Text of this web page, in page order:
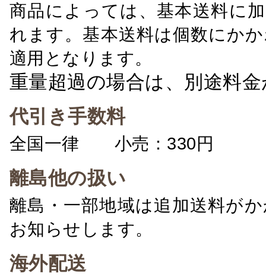
商品によっては、基本送料に
れます。基本送料は個数にか
適用となります。
重量超過の場合は、別途料
代引き手数料
全国一律 小売：330円 卸
離島他の扱い
離島・一部地域は追加送料が
お知らせします。
海外配送